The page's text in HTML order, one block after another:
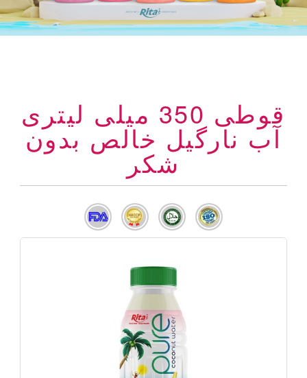
قوطی 350 میلی لیتری
آب نارگیل خالص بدون
شکر